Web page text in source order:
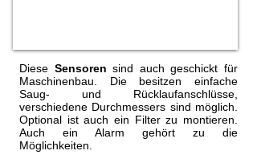
Diese Sensoren sind auch geschickt für
Maschinenbau. Die besitzen einfache
Saug- und Rücklaufanschlüsse,
verschiedene Durchmessers sind möglich.
Optional ist auch ein Filter zu montieren.
Auch ein Alarm gehört zu die
Möglichkeiten.